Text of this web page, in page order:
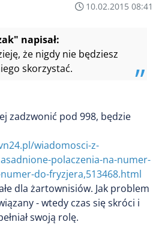
10.02.2015 08:41
napisał:
że nigdy nie będziesz
skorzystać.
zadzwonić pod 998, będzie
wiadomosci-z-
polaczenia-na-numer-
do-fryzjera,513468.html
dla żartownisiów. Jak problem
- wtedy czas się skróci i
swoją rolę.